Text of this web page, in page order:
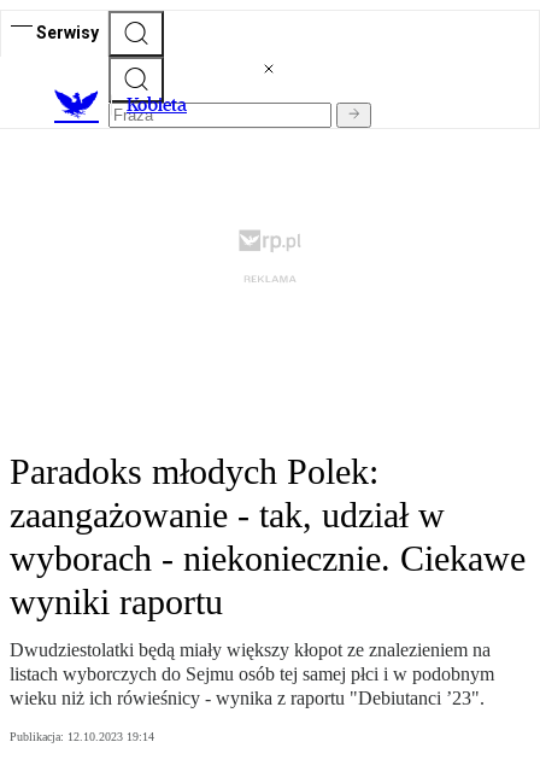
Serwisy
Kobieta
Paradoks młodych Polek:
zaangażowanie - tak, udział w
wyborach - niekoniecznie. Ciekawe
wyniki raportu
Dwudziestolatki będą miały większy kłopot ze znalezieniem na
listach wyborczych do Sejmu osób tej samej płci i w podobnym
wieku niż ich rówieśnicy - wynika z raportu "Debiutanci ’23".
Publikacja: 12.10.2023 19:14